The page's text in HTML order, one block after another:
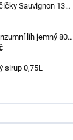
Sauvignon 13%
in Box 3L - suché
líh jemný 80%
sirup 0,75L